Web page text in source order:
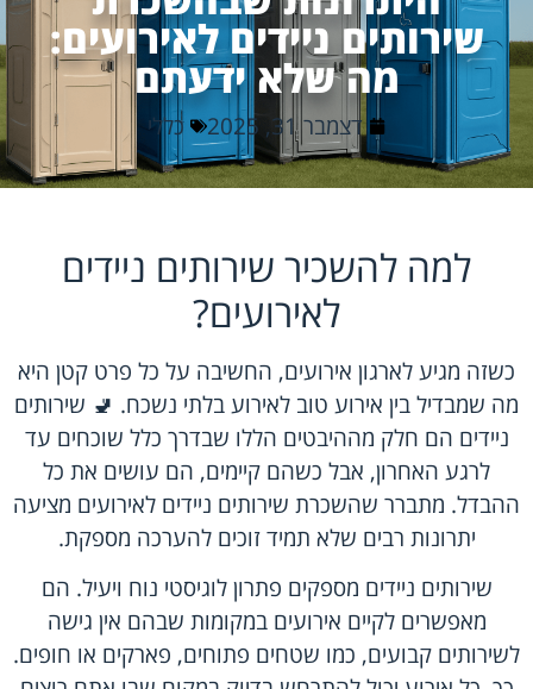
שירותים ניידים לאירועים:
מה שלא ידעתם
דצמבר 31, 2025 כללי
למה להשכיר שירותים ניידים
לאירועים?
כשזה מגיע לארגון אירועים, החשיבה על כל פרט קטן היא
מה שמבדיל בין אירוע טוב לאירוע בלתי נשכח. 🚽 שירותים
ניידים הם חלק מההיבטים הללו שבדרך כלל שוכחים עד
לרגע האחרון, אבל כשהם קיימים, הם עושים את כל
ההבדל. מתברר שהשכרת שירותים ניידים לאירועים מציעה
יתרונות רבים שלא תמיד זוכים להערכה מספקת.
שירותים ניידים מספקים פתרון לוגיסטי נוח ויעיל. הם
מאפשרים לקיים אירועים במקומות שבהם אין גישה
לשירותים קבועים, כמו שטחים פתוחים, פארקים או חופים.